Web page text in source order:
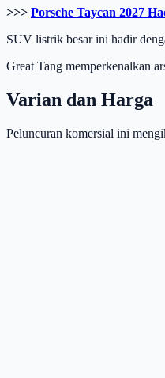
>>> Porsche Taycan 2027
SUV listrik besar ini hadir
Great Tang memperkenalkan
Varian dan Harga
Peluncuran komersial ini